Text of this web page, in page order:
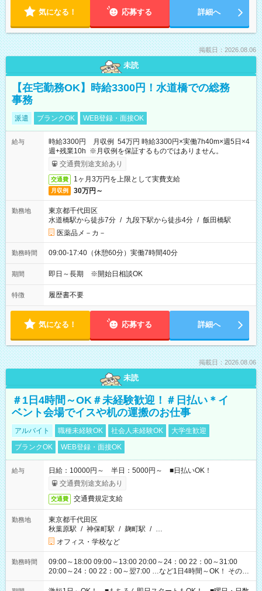
気になる！ 応募する 詳細へ
掲載日：2026.08.06
未読
【在宅勤務OK】時給3300円！水道橋での総務
事務
派遣 ブランクOK WEB登録・面接OK
給与
時給3300円 月収例 54万円 時給3300円×実働7h40m×週5日×4
週+残業10h ※月収例を保証するものではありません。
交通費別途支給あり
交通費 1ヶ月3万円を上限として実費支給
月収例 30万円～
勤務地
東京都千代田区
水道橋駅から徒歩7分 / 九段下駅から徒歩4分 / 飯田橋駅
医薬品メ－カ－
勤務時間 09:00-17:40（休憩60分）実働7時間40分
期間 即日～長期 ※開始日相談OK
特徴 履歴書不要
気になる！ 応募する 詳細へ
掲載日：2026.08.06
未読
＃1日4時間～OK＃未経験歓迎！＃日払い＊イ
ベント会場でイスや机の運搬のお仕事
アルバイト 職種未経験OK 社会人未経験OK
大学生歓迎
ブランクOK
WEB登録・面接OK
給与
日給：10000円～ 半日：5000円～ ■日払いOK！
交通費別途支給あり
交通費 交通費規定支給
勤務地
東京都千代田区
秋葉原駅 / 神保町駅 / 麹町駅 / …
オフィス・学校など
勤務時間
09:00～18:00 09:00～13:00 20:00～24：00 22：00～31:00
20:00～24：00 22：00～翌7:00 …など1日4時間～OK！ その他
シフトもございます！ お気軽にご相談ください！